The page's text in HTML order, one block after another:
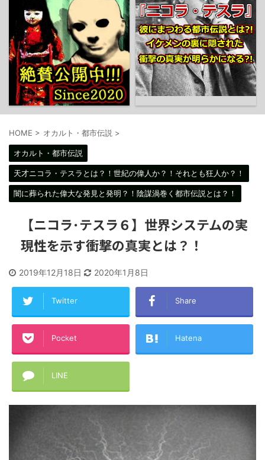
HOME > オカルト・都市伝説 >
オカルト・都市伝説
天才ニコラ・テスラとは？！世紀の偉人か？！それとも狂人か？！
闇に葬られた偉大な発見と発明？！陰謀渦巻く都市伝説とは？！
【ニコラ･テスラ６】世界システムの実
現性を示す衝撃の真実とは？！
2019年12月18日 2020年1月8日
Twitter Share
Pocket Hatena
LINE